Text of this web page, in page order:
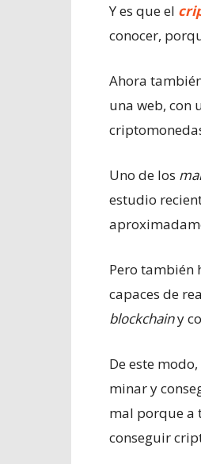
Y es que el
conocer,
Ahora
una web, con
Uno de los
estudio
Pero también
capaces de
blockchainy
De este
minar y
mal porque a
conseguir